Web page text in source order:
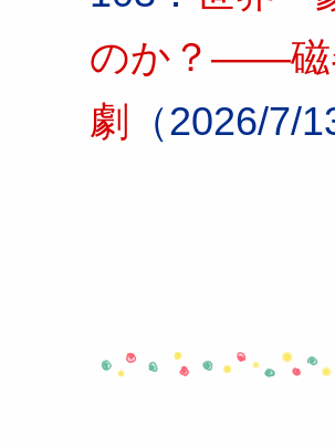
のか？――磁
劇
（2026/7/